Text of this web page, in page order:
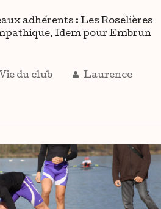
adhérents : Les Roselières
Idem pour Embrun
Vie du club
Laurence